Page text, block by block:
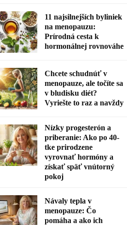
11 najsilnejších byliniek
na menopauzu:
Prírodná cesta k
hormonálnej rovnováhe
Chcete schudnúť v
menopauze, ale točíte sa
v bludisku diét?
Vyriešte to raz a navždy
Nízky progesterón a
priberanie: Ako po 40-
tke prirodzene
vyrovnať hormóny a
získať späť vnútorný
pokoj
Návaly tepla v
menopauze: Čo
pomáha a ako ich